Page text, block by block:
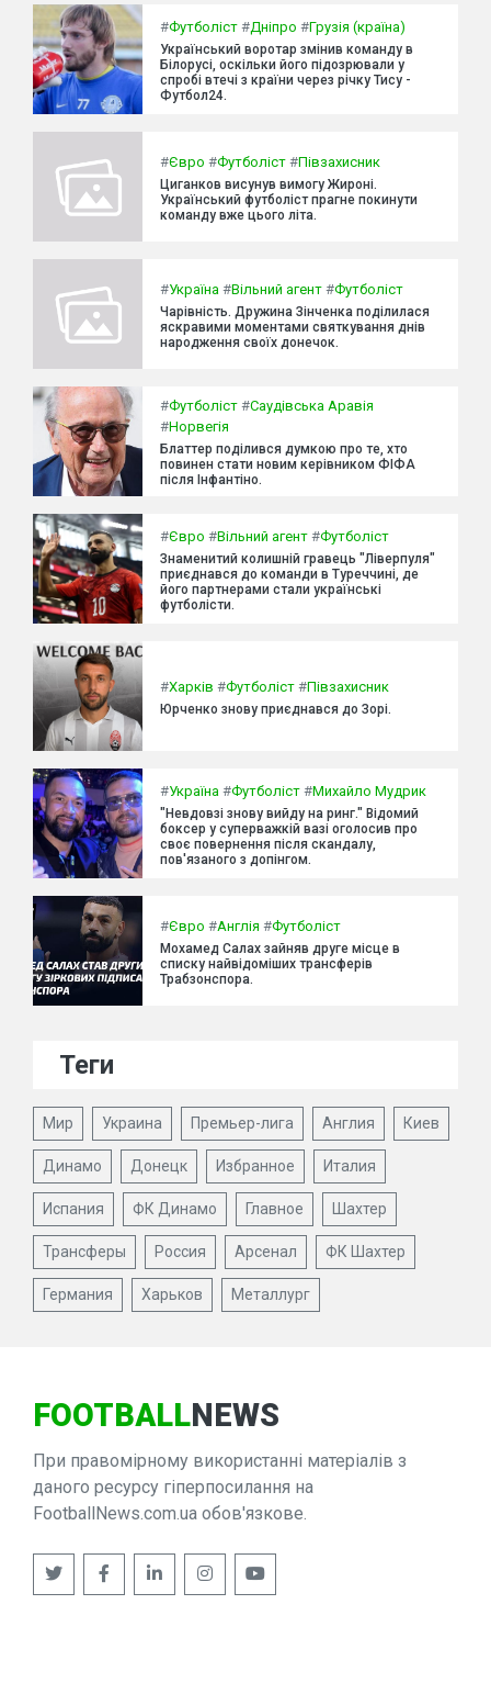
#Футболіст #Дніпро #Грузія (країна)
Український воротар змінив команду в
Білорусі, оскільки його підозрювали у
спробі втечі з країни через річку Тису -
Футбол24.
#Євро #Футболіст #Півзахисник
Циганков висунув вимогу Жироні.
Український футболіст прагне покинути
команду вже цього літа.
#Україна #Вільний агент #Футболіст
Чарівність. Дружина Зінченка поділилася
яскравими моментами святкування днів
народження своїх донечок.
#Футболіст #Саудівська Аравія
#Норвегія
Блаттер поділився думкою про те, хто
повинен стати новим керівником ФІФА
після Інфантіно.
#Євро #Вільний агент #Футболіст
Знаменитий колишній гравець "Ліверпуля"
приєднався до команди в Туреччині, де
його партнерами стали українські
футболісти.
#Харків #Футболіст #Півзахисник
Юрченко знову приєднався до Зорі.
#Україна #Футболіст #Михайло Мудрик
"Невдовзі знову вийду на ринг." Відомий
боксер у суперважкій вазі оголосив про
своє повернення після скандалу,
пов'язаного з допінгом.
#Євро #Англія #Футболіст
Мохамед Салах зайняв друге місце в
списку найвідоміших трансферів
Трабзонспора.
Теги
Мир Украина Премьер-лига Англия Киев
Динамо Донецк Избранное Италия
Испания ФК Динамо Главное Шахтер
Трансферы Россия Арсенал ФК Шахтер
Германия Харьков Металлург
FOOTBALLNEWS
При правомірному використанні матеріалів з
даного ресурсу гіперпосилання на
FootballNews.com.ua обов'язкове.